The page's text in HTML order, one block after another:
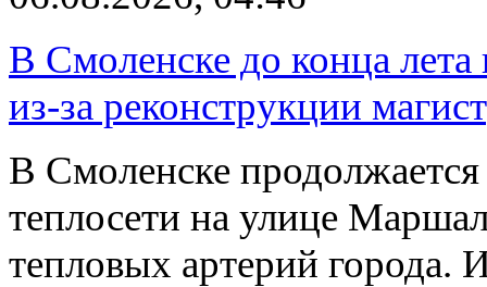
В Смоленске до конца
из-за реконструкции
В Смоленске
теплосети на улице
тепловых артерий